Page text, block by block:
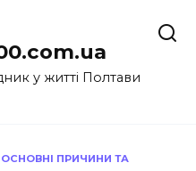
у житті Полтави
ПРИЧИНИ ТА